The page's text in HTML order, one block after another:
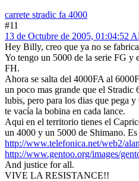
carrete stradic fa 4000
#11
13 de Octubre de 2005, 01:04:52
Hey Billy, creo que ya no se
Yo tengo un 5000 de la serie FG y
FH.
Ahora se salta del 4000FA al
un poco mas grande que el Stradic
lubis, pero para los dias que pega
te vacía la bobina en cada lance.
Aqui en el territorio tienes el
un 4000 y un 5000 de Shimano.
http://www.telefonica.net/web2/
http://www.gentoo.org/images/
And justice for all.
VIVE LA RESISTANCE!!